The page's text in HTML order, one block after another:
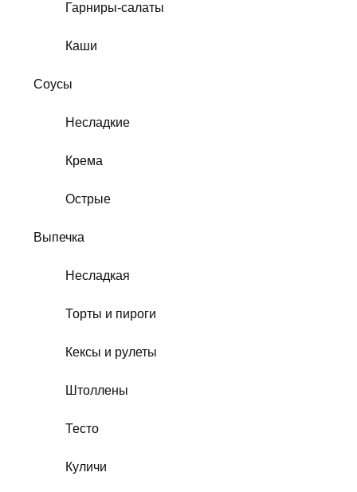
Гарниры-салаты
Каши
Соусы
Несладкие
Крема
Острые
Выпечка
Несладкая
Торты и пироги
Кексы и рулеты
Штоллены
Тесто
Куличи